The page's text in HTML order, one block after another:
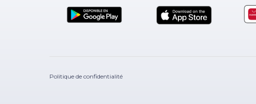
Politique de confidentialité